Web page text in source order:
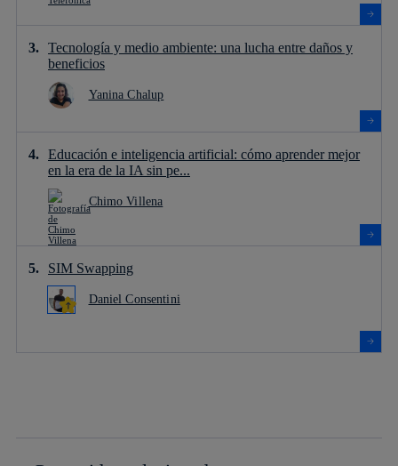
Tecnología y medio ambiente: una lucha entre daños y
beneficios
Yanina Chalup
Educación e inteligencia artificial: cómo aprender mejor
en la era de la IA sin pe...
Chimo Villena
SIM Swapping
Daniel Consentini